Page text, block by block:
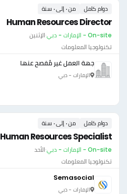
دوام كامل من ٠ إلى ٠ سنة
Human Resources Director
On-site - الإمارات - دبي ·الإثنين
تكنولوجيا المعلومات
جهة العمل غير مُفصح عنها
الإمارات - دبي
دوام كامل من ٠ إلى ٠ سنة
Human Resources Specialist
On-site - الإمارات - دبي ·الأحد
تكنولوجيا المعلومات
Semasocial
الإمارات - دبي